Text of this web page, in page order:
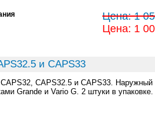
Цена: 1
Цена: 1
и CAPS33
CAPS32.5 и CAPS33.
Grande и Vario G. 2 штуки в упаковке.